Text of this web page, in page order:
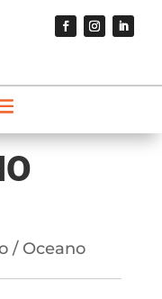
/ Oceano